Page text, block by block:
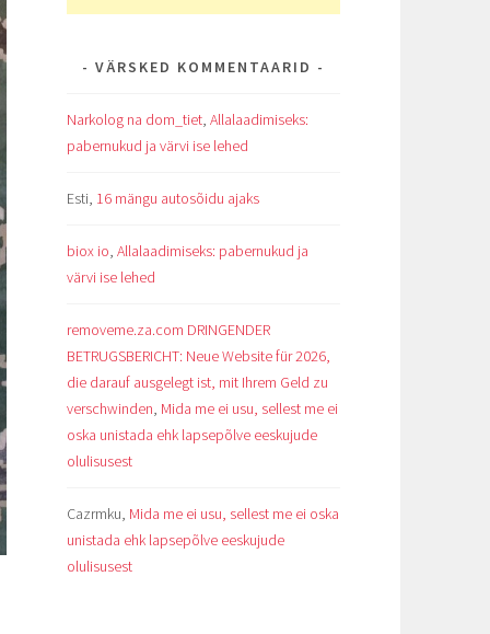
VÄRSKED KOMMENTAARID
Narkolog na dom_tiet, Allalaadimiseks:
pabernukud ja värvi ise lehed
Esti, 16 mängu autosõidu ajaks
biox io, Allalaadimiseks: pabernukud ja
värvi ise lehed
removeme.za.com DRINGENDER
BETRUGSBERICHT: Neue Website für 2026,
die darauf ausgelegt ist, mit Ihrem Geld zu
verschwinden, Mida me ei usu, sellest me ei
oska unistada ehk lapsepõlve eeskujude
olulisusest
Cazrmku, Mida me ei usu, sellest me ei oska
unistada ehk lapsepõlve eeskujude
olulisusest